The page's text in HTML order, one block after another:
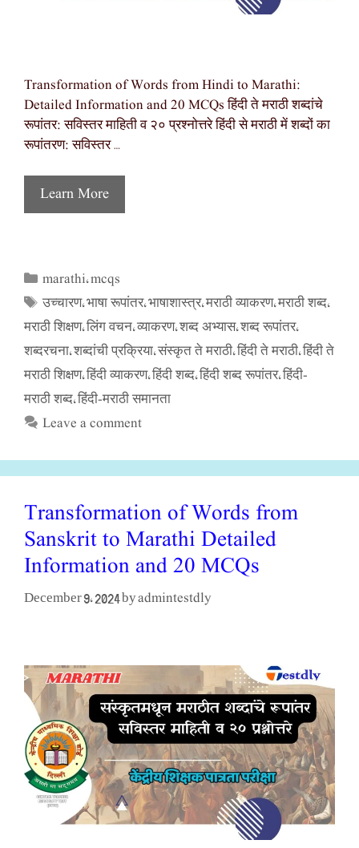
Transformation of Words from Hindi to Marathi:
Detailed Information and 20 MCQs हिंदी ते मराठी शब्दांचे
रूपांतर: सविस्तर माहिती व २० प्रश्नोत्तरे हिंदी से मराठी में शब्दों का
रूपांतरण: सविस्तर …
Learn More
Categories
marathi,mcqs
Tags
उच्चारण,भाषा रूपांतर,भाषाशास्त्र,मराठी व्याकरण,मराठी शब्द,
मराठी शिक्षण,लिंग वचन,व्याकरण,शब्द अभ्यास,शब्द रूपांतर,
शब्दरचना,शब्दांची प्रक्रिया,संस्कृत ते मराठी,हिंदी ते मराठी,हिंदी ते
मराठी शिक्षण,हिंदी व्याकरण,हिंदी शब्द,हिंदी शब्द रूपांतर,हिंदी-
मराठी शब्द,हिंदी-मराठी समानता
Leave a comment
Transformation of Words from
Sanskrit to Marathi Detailed
Information and 20 MCQs
December 9, 2024 byadmintestdly